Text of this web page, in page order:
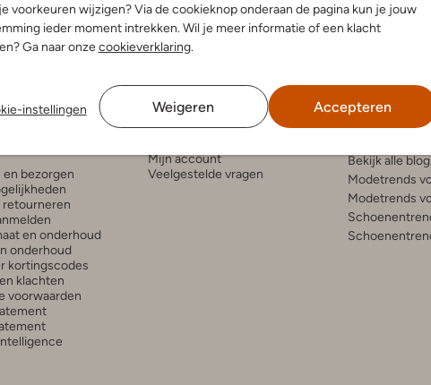
voorkeuren wijzigen? Via de cookieknop onderaan de pagina kun je jouw
ieder moment intrekken. Wil je meer informatie of een klacht
Ga naar onzecookieverklaring.
instellingen Weigeren Accepteren
en bezorgen
retourneren
en onderhoud
onderhoud
kortingscodes
klachten
voorwaarden
Account
Mijn account
Veelgestelde vragen
Inspiratie
Bekijk alle
Modetrends
Modetrends